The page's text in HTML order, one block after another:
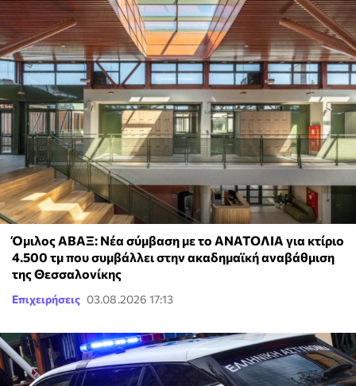
Όμιλος ΑΒΑΞ: Νέα σύμβαση με το ΑΝΑΤΟΛΙΑ για κτίριο
4.500 τμ που συμβάλλει στην ακαδημαϊκή αναβάθμιση
της Θεσσαλονίκης
Επιχειρήσεις 03.08.2026 17:13